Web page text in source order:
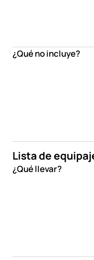
¿Qué no incluye?
Lista de
¿Qué llevar?